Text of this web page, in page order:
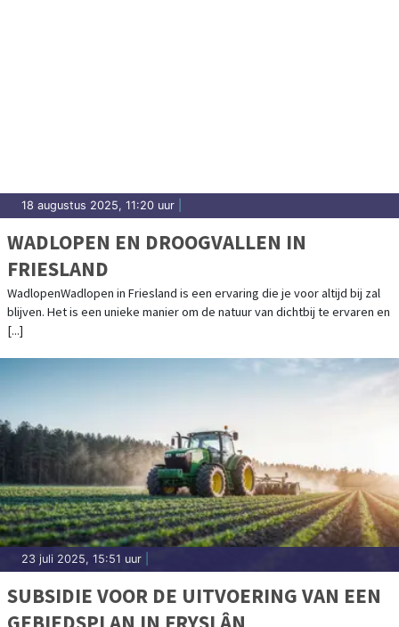
18 augustus 2025, 11:20 uur
WADLOPEN EN DROOGVALLEN IN
FRIESLAND
WadlopenWadlopen in Friesland is een ervaring die je voor altijd bij zal
blijven. Het is een unieke manier om de natuur van dichtbij te ervaren en
[...]
23 juli 2025, 15:51 uur
SUBSIDIE VOOR DE UITVOERING VAN EEN
GEBIEDSPLAN IN FRYSLÂN